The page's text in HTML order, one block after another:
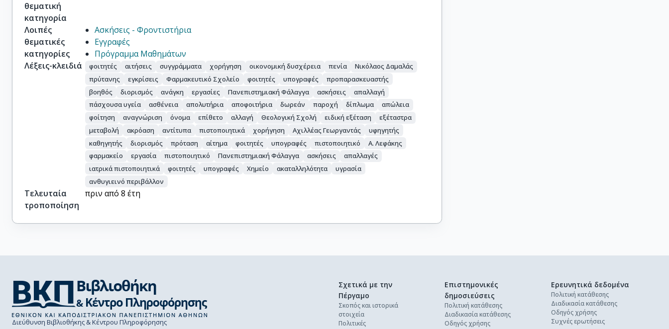
θεματική
κατηγορία
Λοιπές
θεματικές
κατηγορίες
Ασκήσεις - Φροντιστήρια
Εγγραφές
Πρόγραμμα Μαθημάτων
Λέξεις-κλειδιά
φοιτητές αιτήσεις συγγράμματα χορήγηση οικονομική δυσχέρεια πενία
Νικόλαος Δαμαλάς
πρύτανης
εγκρίσεις Φαρμακευτικό Σχολείο φοιτητές υπογραφές
προπαρασκευαστής
βοηθός
διορισμός ανάγκη εργασίες Πανεπιστημιακή Φάλαγγα ασκήσεις
απαλλαγή
πάσχουσα υγεία
ασθένεια απολυτήρια αποφοιτήρια δωρεάν παροχή δίπλωμα
απώλεια
φοίτηση
αναγνώριση όνομα επίθετο αλλαγή Θεολογική Σχολή ειδική εξέταση
εξέταστρα
μεταβολή
ακρόαση αντίτυπα πιστοποιητικά χορήγηση Αχιλλέας Γεωργαντάς
υφηγητής
καθηγητής
διορισμός πρόταση αίτημα φοιτητές υπογραφές πιστοποιητικό
Α. Λεφάκης
φαρμακείο
εργασία πιστοποιητικό Πανεπιστημιακή Φάλαγγα ασκήσεις
απαλλαγές
ιατρικά πιστοποιητικά
φοιτητές υπογραφές Χημείο ακαταλληλότητα
υγρασία
ανθυγιεινό περιβάλλον
Τελευταία
τροποποίηση
πριν από 8 έτη
Διεύθυνση Βιβλιοθήκης & Κέντρου Πληροφόρησης
Σχετικά με την
Πέργαμο
Σκοπός και ιστορικά
στοιχεία
Πολιτικές
Επιστημονικές
δημοσιεύσεις
Πολιτική κατάθεσης
Διαδικασία κατάθεσης
Οδηγός χρήσης
Ερευνητικά δεδομένα
Πολιτική κατάθεσης
Διαδικασία κατάθεσης
Οδηγός χρήσης
Συχνές ερωτήσεις